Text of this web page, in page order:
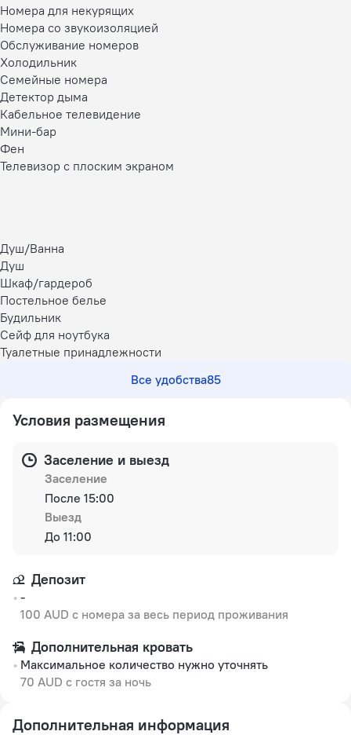
Номера для некурящих
Номера со звукоизоляцией
Обслуживание номеров
Холодильник
Семейные номера
Детектор дыма
Кабельное телевидение
Мини-бар
Фен
Телевизор с плоским экраном
Душ/Ванна
Душ
Шкаф/гардероб
Постельное белье
Будильник
Сейф для ноутбука
Туалетные принадлежности
Все удобства85
Условия размещения
Заселение и выезд
Заселение
После 15:00
Выезд
До 11:00
Депозит
-
100 AUD с номера за весь период проживания
Дополнительная кровать
Максимальное количество нужно уточнять
70 AUD с гостя за ночь
Дополнительная информация